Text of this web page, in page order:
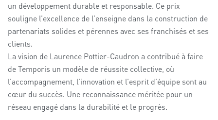
un développement durable et responsable. Ce prix
souligne l’excellence de l’enseigne dans la construction de
partenariats solides et pérennes avec ses franchisés et ses
clients.
La vision de Laurence Pottier-Caudron a contribué à faire
de Temporis un modèle de réussite collective, où
l’accompagnement, l’innovation et l’esprit d’équipe sont au
cœur du succès. Une reconnaissance méritée pour un
réseau engagé dans la durabilité et le progrès.